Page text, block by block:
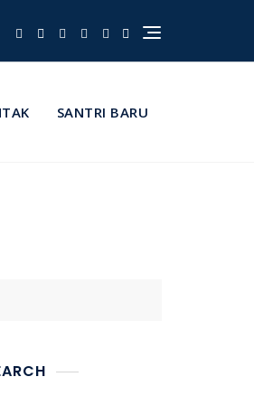
SANTRI BARU